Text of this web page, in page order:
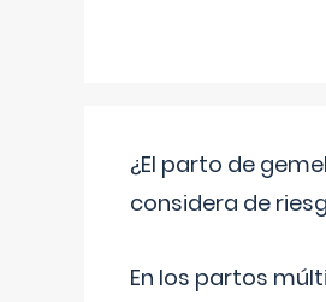
¿El parto de
considera de
En los partos